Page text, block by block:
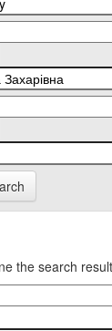
the search